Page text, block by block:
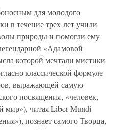
для молодого
в течение трех лет учили
природы и помогли ему
«Адамовой
которой мечтали мистики
классической формуле
выражающей самую
посвящения, «человек,
мир»), читая Liber Mundi
познает самого Творца,